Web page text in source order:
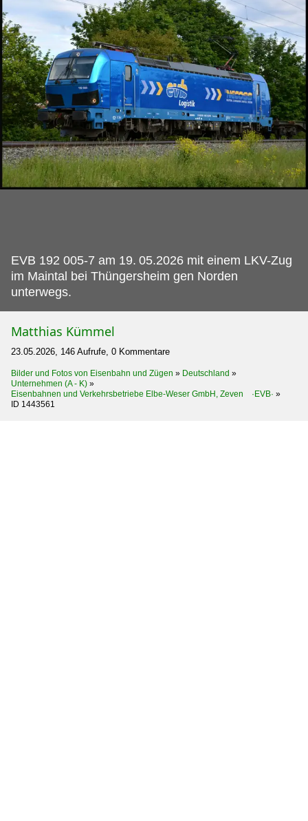
EVB 192 005-7 am 19. 05.2026 mit einem LKV-Zug
im Maintal bei Thüngersheim gen Norden
unterwegs.
Matthias Kümmel
23.05.2026, 146 Aufrufe, 0 Kommentare
Bilder und Fotos von Eisenbahn und Zügen » Deutschland »
Unternehmen (A - K) »
Eisenbahnen und Verkehrsbetriebe Elbe-Weser GmbH, Zeven ·EVB· »
ID 1443561